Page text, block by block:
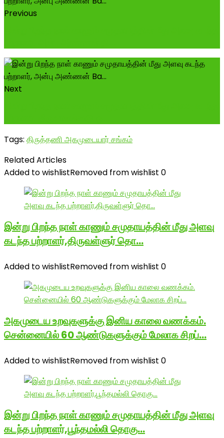
Previous
Next
Tags: திருத்தணி அகமுடையார் சங்கம்
Related Articles
Added to wishlistRemoved from wishlist 0
இன்று பிறந்த நாள் காணும் சமுதாயத்தின் மீது அளவு
கடந்த பற்றாளர்,திருவள்ளுர் தொ…
Added to wishlistRemoved from wishlist 0
அகமுடைய உறவுகளுக்கு இனிய காலை வணக்கம்.
சென்னையில் 60 ஆண்டுகளுக்கும் மேலாக சிறப்…
Added to wishlistRemoved from wishlist 0
இன்று பிறந்த நாள் காணும் சமுதாயத்தின் மீது அளவு
கடந்த பற்றாளர்,பூந்தமல்லி தொகு…